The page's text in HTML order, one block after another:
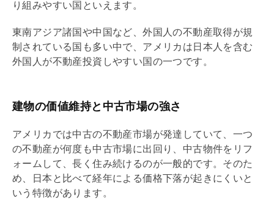
り組みやすい国といえます。
東南アジア諸国や中国など、外国人の不動産取得が規
制されている国も多い中で、アメリカは日本人を含む
外国人が不動産投資しやすい国の一つです。
建物の価値維持と中古市場の強さ
アメリカでは中古の不動産市場が発達していて、一つ
の不動産が何度も中古市場に出回り、中古物件を リフ
ォーム して、長く住み続けるのが一般的です。そのた
め、日本と比べて経年による価格下落が起きにくいと
いう特徴があります。